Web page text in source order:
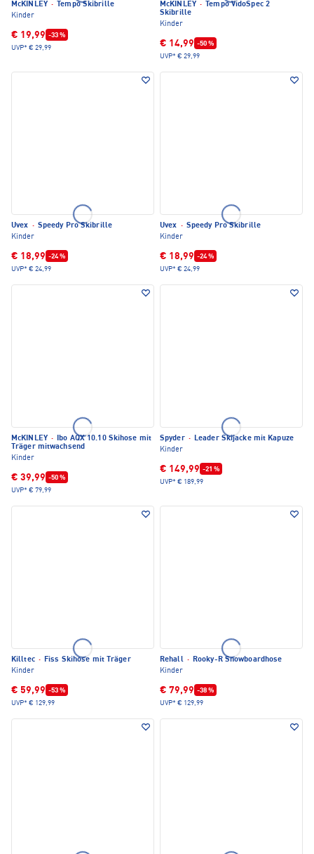
McKINLEY ·
Tempo Skibrille
Kinder
€ 19,99 -33 %
UVP* € 29,99
McKINLEY ·
Tempo VidoSpec 2
Skibrille
Kinder
€ 14,99 -50 %
UVP* € 29,99
Uvex · Speedy Pro Skibrille
Kinder
€ 18,99 -24 %
UVP* € 24,99
Uvex · Speedy Pro Skibrille
Kinder
€ 18,99 -24 %
UVP* € 24,99
McKINLEY · Ibo AQX 10.10 Skihose mit
Träger mitwachsend
Kinder
€ 39,99 -50 %
UVP* € 79,99
Spyder · Leader Skijacke mit Kapuze
Kinder
€ 149,99 -21 %
UVP* € 189,99
Killtec · Fiss Skihose mit Träger
Kinder
€ 59,99 -53 %
UVP* € 129,99
Rehall · Rooky-R Snowboardhose
Kinder
€ 79,99 -38 %
UVP* € 129,99